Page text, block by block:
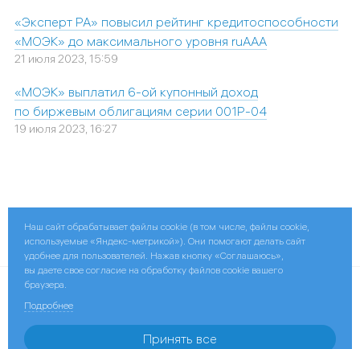
«Эксперт РА» повысил рейтинг кредитоспособности
«МОЭК» до максимального уровня ruAAА
21 июля 2023, 15:59
«МОЭК» выплатил 6-ой купонный доход
по биржевым облигациям серии 001Р-04
19 июля 2023, 16:27
Поделиться:
© 2026 ПАО «МОЭК»
ПАО «Газпром»
Наш сайт обрабатывает файлы cookie (в том числе, файлы cookie,
используемые «Яндекс-метрикой»). Они помогают делать сайт
удобнее для пользователей. Нажав кнопку «Соглашаюсь»,
вы даете свое согласие на обработку файлов cookie вашего
браузера.
Подробнее
Принять все